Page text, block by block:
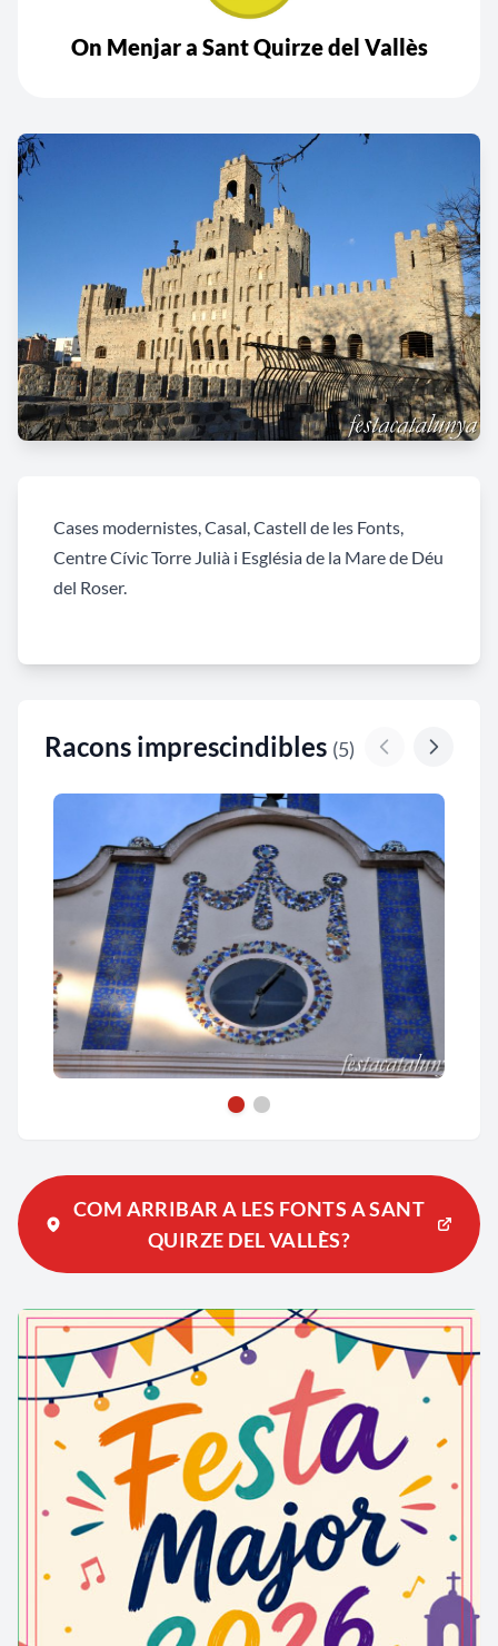
On Menjar a Sant Quirze del Vallès
Cases modernistes, Casal, Castell de les Fonts,
Centre Cívic Torre Julià i Església de la Mare de Déu
del Roser.
Racons imprescindibles (5)
COM ARRIBAR A LES FONTS A SANT
QUIRZE DEL VALLÈS?